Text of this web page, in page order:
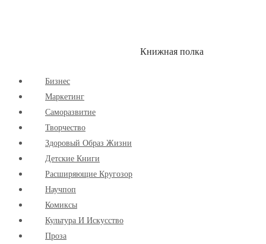
Книжная полка
Бизнес
Маркетинг
Cаморазвитие
Творчество
Здоровый Образ Жизни
Детские Книги
Расширяющие Кругозор
Научпоп
Комиксы
Культура И Искусство
Проза